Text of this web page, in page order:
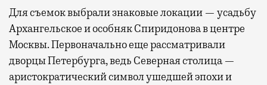
Для съемок выбрали знаковые локации — усадьбу
Архангельское и особняк Спиридонова в центре
Москвы. Первоначально еще рассматривали
дворцы Петербурга, ведь Северная столица —
аристократический символ ушедшей эпохи и